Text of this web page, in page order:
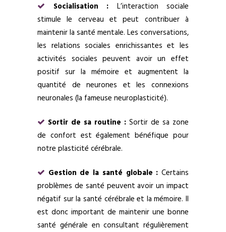
Socialisation : L’interaction sociale
stimule le cerveau et peut contribuer à
maintenir la santé mentale. Les conversations,
les relations sociales enrichissantes et les
activités sociales peuvent avoir un effet
positif sur la mémoire et augmentent la
quantité de neurones et les connexions
neuronales (la fameuse neuroplasticité).
Sortir de sa routine : Sortir de sa zone
de confort est également bénéfique pour
notre plasticité cérébrale.
Gestion de la santé globale :Certains
problèmes de santé peuvent avoir un impact
négatif sur la santé cérébrale et la mémoire. Il
est donc important de maintenir une bonne
santé générale en consultant régulièrement